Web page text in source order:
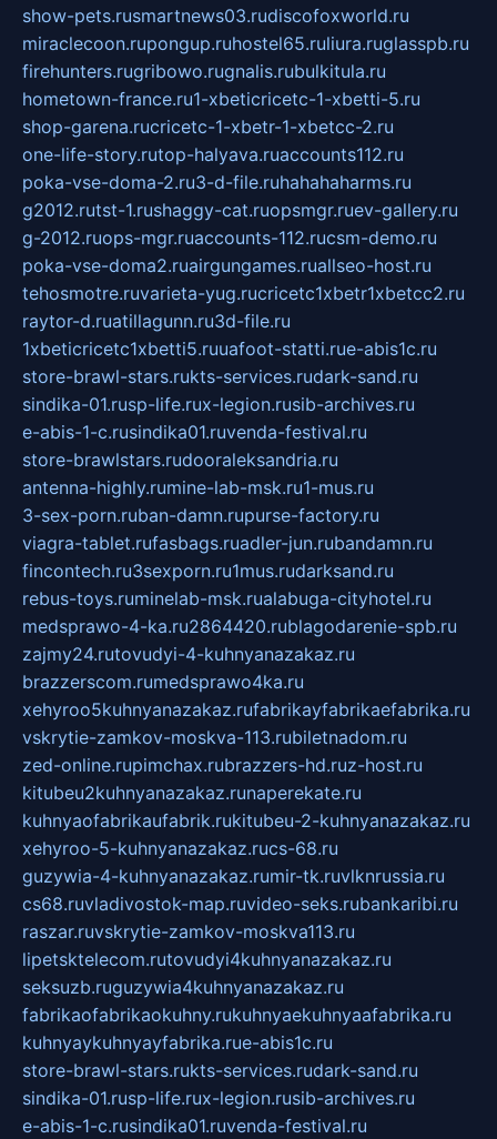
show-pets.rusmartnews03.rudiscofoxworld.ru
miraclecoon.rupongup.ruhostel65.ruliura.ruglasspb.ru
firehunters.rugribowo.rugnalis.rubulkitula.ru
hometown-france.ru1-xbeticricetc-1-xbetti-5.ru
shop-garena.rucricetc-1-xbetr-1-xbetcc-2.ru
one-life-story.rutop-halyava.ruaccounts112.ru
poka-vse-doma-2.ru3-d-file.ruhahahaharms.ru
g2012.rutst-1.rushaggy-cat.ruopsmgr.ruev-gallery.ru
g-2012.ruops-mgr.ruaccounts-112.rucsm-demo.ru
poka-vse-doma2.ruairgungames.ruallseo-host.ru
tehosmotre.ruvarieta-yug.rucricetc1xbetr1xbetcc2.ru
raytor-d.ruatillagunn.ru3d-file.ru
1xbeticricetc1xbetti5.ruuafoot-statti.rue-abis1c.ru
store-brawl-stars.rukts-services.rudark-sand.ru
sindika-01.rusp-life.rux-legion.rusib-archives.ru
e-abis-1-c.rusindika01.ruvenda-festival.ru
store-brawlstars.rudooraleksandria.ru
antenna-highly.rumine-lab-msk.ru1-mus.ru
3-sex-porn.ruban-damn.rupurse-factory.ru
viagra-tablet.rufasbags.ruadler-jun.rubandamn.ru
fincontech.ru3sexporn.ru1mus.rudarksand.ru
rebus-toys.ruminelab-msk.rualabuga-cityhotel.ru
medsprawo-4-ka.ru2864420.rublagodarenie-spb.ru
zajmy24.rutovudyi-4-kuhnyanazakaz.ru
brazzerscom.rumedsprawo4ka.ru
xehyroo5kuhnyanazakaz.rufabrikayfabrikaefabrika.ru
vskrytie-zamkov-moskva-113.rubiletnadom.ru
zed-online.rupimchax.rubrazzers-hd.ruz-host.ru
kitubeu2kuhnyanazakaz.runaperekate.ru
kuhnyaofabrikaufabrik.rukitubeu-2-kuhnyanazakaz.ru
xehyroo-5-kuhnyanazakaz.rucs-68.ru
guzywia-4-kuhnyanazakaz.rumir-tk.ruvlknrussia.ru
cs68.ruvladivostok-map.ruvideo-seks.rubankaribi.ru
raszar.ruvskrytie-zamkov-moskva113.ru
lipetsktelecom.rutovudyi4kuhnyanazakaz.ru
seksuzb.ruguzywia4kuhnyanazakaz.ru
fabrikaofabrikaokuhny.rukuhnyaekuhnyaafabrika.ru
kuhnyaykuhnyayfabrika.rue-abis1c.ru
store-brawl-stars.rukts-services.rudark-sand.ru
sindika-01.rusp-life.rux-legion.rusib-archives.ru
e-abis-1-c.rusindika01.ruvenda-festival.ru